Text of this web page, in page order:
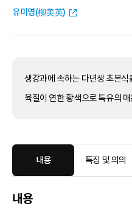
유미영(柳美英)
생강과에 속하는 다년생 초본
육질이 연한 황색으로 특유의
내용 특징 및 의의
내용